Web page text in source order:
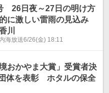
26日夜～27日の明け方
に激しい雷雨の見込み
川
海放送6/26(金) 18:11
おかやま大賞」受賞者決
体を表彰 ホタルの保全